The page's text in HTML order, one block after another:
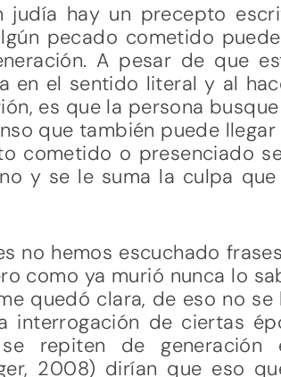
judía hay un precepto
pecado cometido
A pesar de que
en el sentido literal y al
es que la persona
que también puede
cometido o presenciado
y se le suma la culpa
no hemos escuchado
como ya murió nunca lo
quedó clara, de eso no
interrogación de ciertas
repiten de generación
2008) dirían que eso